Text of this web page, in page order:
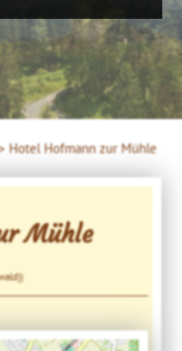
Hotel Hofmann zur Mühle
Mühle